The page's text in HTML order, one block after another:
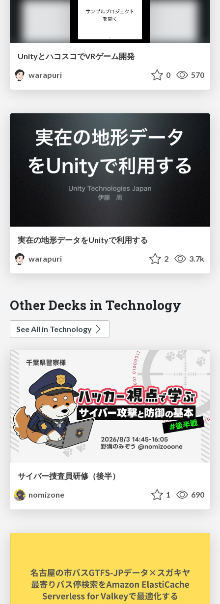
UnityとハコスコでVRゲーム開発
warapuri
0 570
実在の地形データをUnityで利用する
warapuri
2 3.7k
Other Decks in Technology
See All in Technology
サイバー捜査員研修（後半）
nomizone
1 690